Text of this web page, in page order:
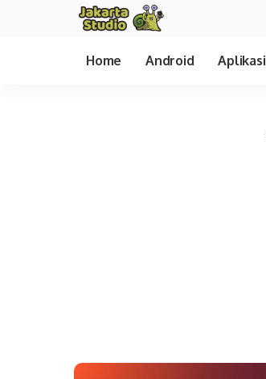
Home Android Aplikasi